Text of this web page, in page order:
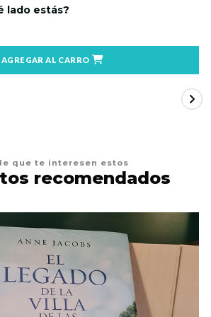
lado estás?
AGREGAR AL CARRO
que te interesen estos
recomendados